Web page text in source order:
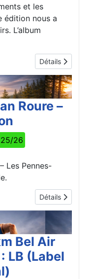
et les
édition nous a
L’album
Détails
Roure –
26
Les Pennes-
Détails
Bel Air
LB (Label